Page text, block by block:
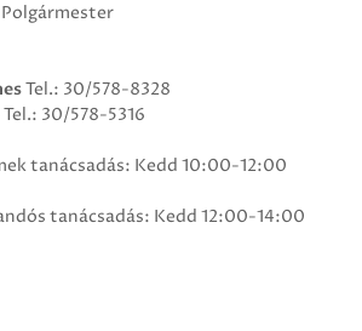
Tel.: 30/578-8328
Tel.: 30/578-5316
tanácsadás: Kedd 10:00-12:00
tanácsadás: Kedd 12:00-14:00